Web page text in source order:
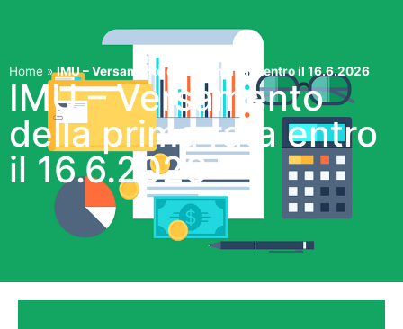
Home »IMU – Versamento della prima rata entro il 16.6.2026
IMU – Versamento
della prima rata entro
il 16.6.2026